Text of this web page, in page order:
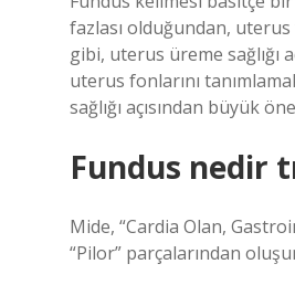
fazlası olduğundan,
gibi, uterus üreme sağlığı
uterus fonlarını
sağlığı açısından büyük
Fundus nedir
Mide, “Cardia Olan,
“Pilor” parçalarından